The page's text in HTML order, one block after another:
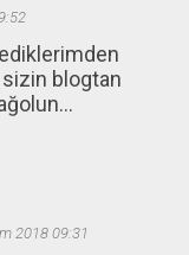
blogtan
2018 09:31